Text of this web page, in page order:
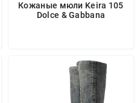
Кожаные мюли Keira 105
Dolce & Gabbana